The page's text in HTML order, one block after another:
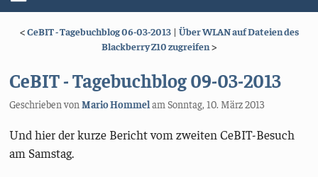
Menü
<CeBIT - Tagebuchblog 06-03-2013 | Über WLAN auf Dateien des
Blackberry Z10 zugreifen>
CeBIT - Tagebuchblog 09-03-2013
Geschrieben vonMario HommelamSonntag, 10. März 2013
Und hier der kurze Bericht vom zweiten CeBIT-Besuch
am Samstag.